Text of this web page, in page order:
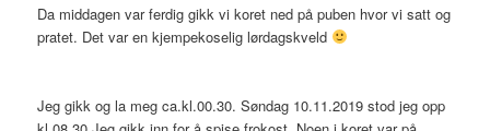
Da middagen var ferdig gikk vi koret ned på puben hvor vi satt og
pratet. Det var en kjempekoselig lørdagskveld
Jeg gikk og la meg ca.kl.00.30. Søndag 10.11.2019 stod jeg opp